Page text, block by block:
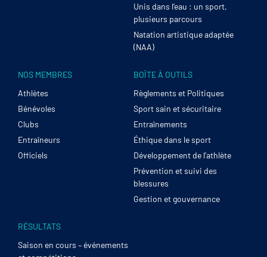
Unis dans l’eau : un sport,
plusieurs parcours
Natation artistique adaptée
(NAA)
NOS MEMBRES
Athlètes
Bénévoles
Clubs
Entraîneurs
Officiels
BOÎTE À OUTILS
Règlements et Politiques
Sport sain et sécuritaire
Entraînements
Éthique dans le sport
Développement de l’athlète
Prévention et suivi des
blessures
Gestion et gouvernance
RÉSULTATS
Saison en cours – événements